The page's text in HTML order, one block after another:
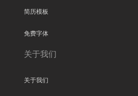
简历模板
免费字体
关于我们
关于我们